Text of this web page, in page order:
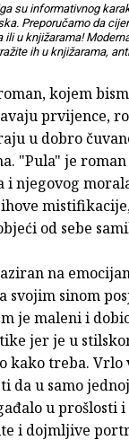
su informativnog
Preporučamo da
ili u knjižarama!
ih u knjižarama,
kojem
prvijence,
u dobro
"Pula" je
njegovog
od sebe
na
svojim sinom
je maleni i
jer je u
kako treba.
da u samo
u prošlosti
i dojmljive